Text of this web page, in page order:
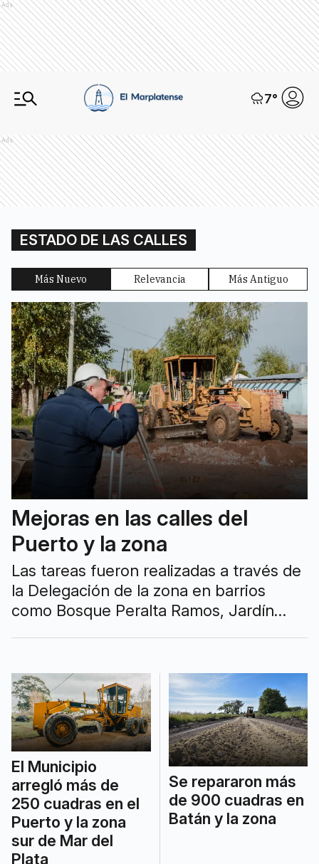
Ads
7°
Ads
ESTADO DE LAS CALLES
Más Nuevo Relevancia Más Antiguo
Mejoras en las calles del
Puerto y la zona
Las tareas fueron realizadas a través de
la Delegación de la zona en barrios
como Bosque Peralta Ramos, Jardín
San Martín.
El Municipio
arregló más de
250 cuadras en el
Puerto y la zona
sur de Mar del
Plata
Se repararon más
de 900 cuadras en
Batán y la zona